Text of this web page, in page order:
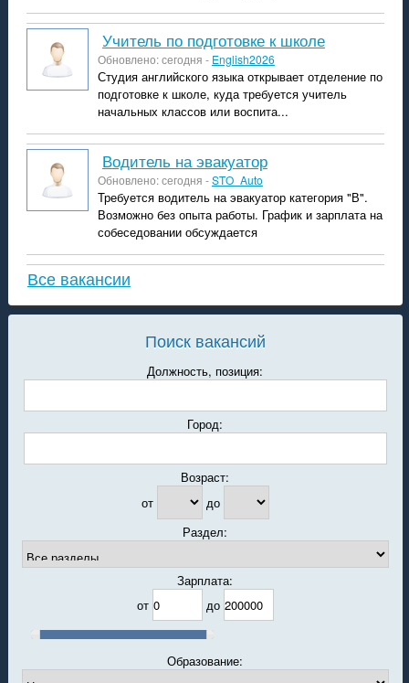
учитель по подготовке к школе
Обновлено: сегодня - English2026
Студия английского языка открывает отделение по
подготовке к школе, куда требуется учитель
начальных классов или воспита...
Водитель на эвакуатор
Обновлено: сегодня -STO_Auto
Требуется водитель на эвакуатор категория "В".
Возможно без опыта работы. График и зарплата на
собеседовании обсуждается
Все вакансии
Поиск вакансий
Должность, позиция:
Город:
Возраст:
от
до
Раздел:
Зарплата:
от
до
Образование: